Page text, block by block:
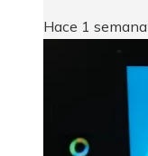
Hace 1 semana